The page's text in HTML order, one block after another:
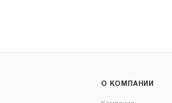
О КОМПАНИИ